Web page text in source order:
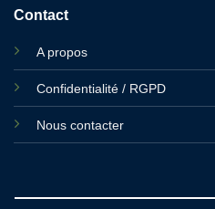
Contact
A propos
Confidentialité / RGPD
Nous contacter